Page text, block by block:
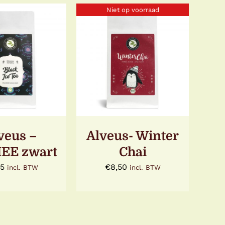
AAN
–
zwart
incl. BTW
Niet op voorraad
Gewaardeerd
5.00uit 5
DETAILS
Alveus- Winter
Chai
€8,50 incl. BTW